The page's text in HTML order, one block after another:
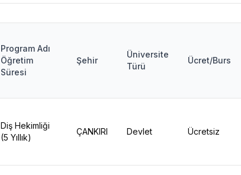
Program Adı
Öğretim
Süresi
Şehir
Üniversite
Türü
Ücret/Burs
Diş Hekimliği
(5 Yıllık)
ÇANKIRI Devlet Ücretsiz